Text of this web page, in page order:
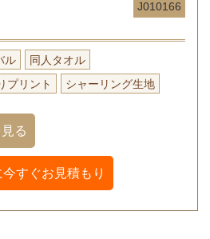
J010166
ル
同人タオル
プリント シャーリング生地
る
すぐお見積もり